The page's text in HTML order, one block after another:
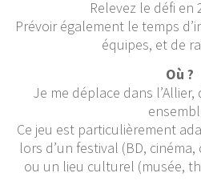
Relevez le défi en
Prévoir également le temps
équipes, et de
Où ?
Je me déplace dans
Ce jeu est particulièrement
lors d’un festival (BD,
ou un lieu culturel (musée,